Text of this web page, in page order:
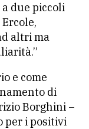
due piccoli
altri ma
e come
di
Borghini –
per i positivi